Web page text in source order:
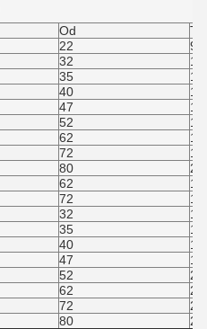
Od
T
22
9
32
10
35
11
40
12
47
14
52
15
62
16
72
17
80
22
62
17
72
19
32
14
35
16
40
17
47
19
52
20
62
21
72
22
80 27